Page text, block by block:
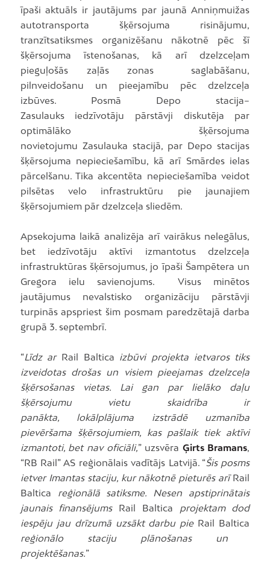
īpaši aktuāls ir jautājums par jaunā Anniņmuižas
autotransporta šķērsojuma risinājumu,
tranzītsatiksmes organizēšanu nākotnē pēc šī
šķērsojuma īstenošanas, kā arī dzelzceļam
pieguļošās zaļās zonas saglabāšanu,
pilnveidošanu un pieejamību pēc dzelzceļa
izbūves. Posmā Depo stacija–
Zasulauks iedzīvotāju pārstāvji diskutēja par
optimālāko šķērsojuma
novietojumu Zasulauka stacijā, par Depo stacijas
šķērsojuma nepieciešamību, kā arī Smārdes ielas
pārcelšanu. Tika akcentēta nepieciešamība veidot
pilsētas velo infrastruktūru pie jaunajiem
šķērsojumiem pār dzelzceļa sliedēm.
Apsekojuma laikā analizēja arī vairākus nelegālus,
bet iedzīvotāju aktīvi izmantotus dzelzceļa
infrastruktūras šķērsojumus, jo īpaši Šampētera un
Gregora ielu savienojums. Visus minētos
jautājumus nevalstisko organizāciju pārstāvji
turpinās apspriest šim posmam paredzētajā darba
grupā 3. septembrī.
“Līdz ar Rail Baltica izbūvi projekta ietvaros tiks
izveidotas drošas un visiem pieejamas dzelzceļa
šķērsošanas vietas. Lai gan par lielāko daļu
šķērsojumu vietu skaidrība ir
panākta, lokālplājuma izstrādē uzmanība
pievēršama šķērsojumiem, kas pašlaik tiek aktīvi
izmantoti, bet nav oficiāli,” uzsvēra Ģirts Bramans,
“RB Rail” AS reģionālais vadītājs Latvijā. “Šis posms
ietver Imantas staciju, kur nākotnē pieturēs arīRail
Baltica reģionālā satiksme. Nesen apstiprinātais
jaunais finansējums Rail Baltica projektam dod
iespēju jau drīzumā uzsākt darbu pie Rail Baltica
reģionālo staciju plānošanas un
projektēšanas.”